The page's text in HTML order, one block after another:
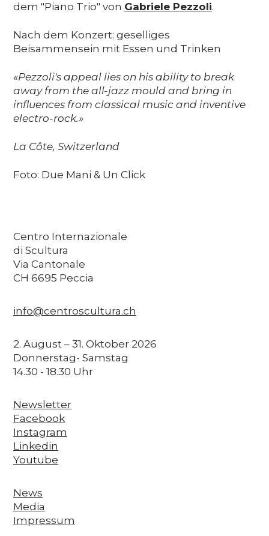
dem "Piano Trio" von Gabriele Pezzoli.
Nach dem Konzert: geselliges
Beisammensein mit Essen und Trinken
«Pezzoli's appeal lies on his ability to break
away from the all-jazz mould and bring in
influences from classical music and inventive
electro-rock.»
La Côte, Switzerland
Foto: Due Mani & Un Click
Centro Internazionale
di Scultura
Via Cantonale
CH 6695 Peccia
info@centroscultura.ch
2. August – 31. Oktober 2026
Donnerstag- Samstag
14.30 - 18.30 Uhr
Newsletter
Facebook
Instagram
Linkedin
Youtube
News
Media
Impressum